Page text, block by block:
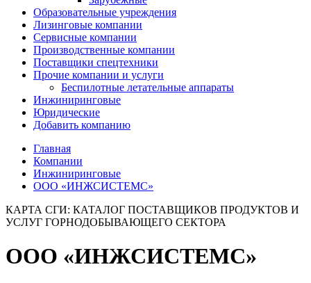
Образовательные учреждения
Лизинговые компании
Сервисные компании
Производственные компании
Поставщики спецтехники
Прочие компании и услуги
Беспилотные летательные аппараты
Инжиниринговые
Юридические
Добавить компанию
Главная
Компании
Инжиниринговые
ООО «ИНЖСИСТЕМС»
КАРТА СГИ: КАТАЛОГ ПОСТАВЩИКОВ ПРОДУКТОВ И
УСЛУГ ГОРНОДОБЫВАЮЩЕГО СЕКТОРА
ООО «ИНЖСИСТЕМС»